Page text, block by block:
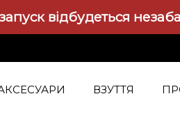
відбудеться
ВЗУТТЯ